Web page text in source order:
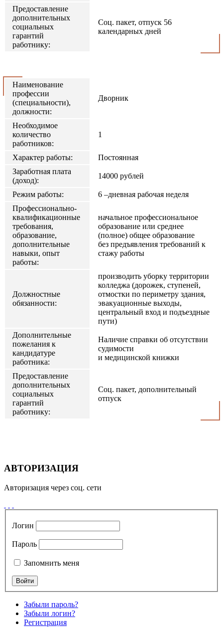
Предоставление
дополнительных
социальных
гарантий
работнику:
Соц. пакет, отпуск 56
календарных дней
Наименование
профессии
(специальности),
должности:
Дворник
Необходимое
количество
работников:
1
Характер работы:
Постоянная
Заработная плата
(доход):
14000 рублей
Режим работы:
6 –дневная рабочая неделя
Профессионально-
квалификационные
требования,
образование,
дополнительные
навыки, опыт
работы:
начальное профессиональное
образование или среднее
(полное) общее образование
без предъявления требований к
стажу работы
Должностные
обязанности:
производить уборку территории
колледжа (дорожек, ступеней,
отмостки по периметру здания,
эвакуационные выходы,
центральный вход и подъездные
пути)
Дополнительные
пожелания к
кандидатуре
работника:
Наличие справки об отсутствии
судимости
и медицинской книжки
Предоставление
дополнительных
социальных
гарантий
работнику:
Соц. пакет, дополнительный
отпуск
АВТОРИЗАЦИЯ
Авторизация через соц. сети
Логин
Пароль
Запомнить меня
Забыли пароль?
Забыли логин?
Регистрация